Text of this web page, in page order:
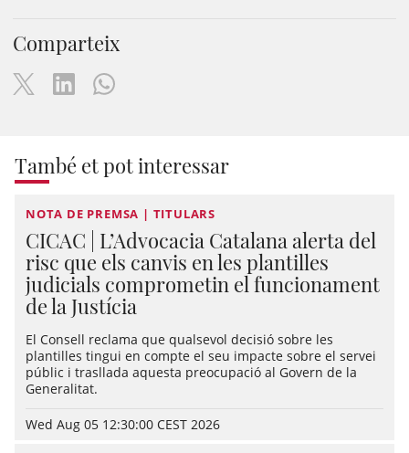
Comparteix
També et pot interessar
NOTA DE PREMSA | TITULARS
CICAC | L’Advocacia Catalana alerta del
risc que els canvis en les plantilles
judicials comprometin el funcionament
de la Justícia
El Consell reclama que qualsevol decisió sobre les
plantilles tingui en compte el seu impacte sobre el servei
públic i trasllada aquesta preocupació al Govern de la
Generalitat.
Wed Aug 05 12:30:00 CEST 2026